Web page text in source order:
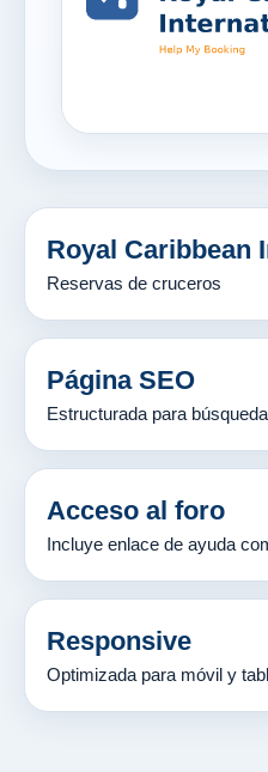
Royal Caribbean
Reservas de cruceros
Página SEO
Estructurada para
Acceso al foro
Incluye enlace de ayuda
Responsive
Optimizada para móvil y